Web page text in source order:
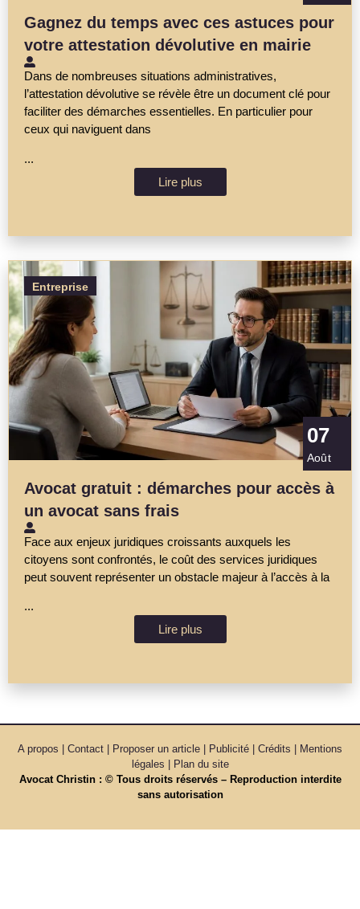
Gagnez du temps avec ces astuces pour
votre attestation dévolutive en mairie
Dans de nombreuses situations administratives,
l’attestation dévolutive se révèle être un document clé pour
faciliter des démarches essentielles. En particulier pour
ceux qui naviguent dans
...
Lire plus
Entreprise
07
Août
Avocat gratuit : démarches pour accès à
un avocat sans frais
Face aux enjeux juridiques croissants auxquels les
citoyens sont confrontés, le coût des services juridiques
peut souvent représenter un obstacle majeur à l’accès à la
...
Lire plus
A propos | Contact | Proposer un article | Publicité | Crédits | Mentions
légales |
Plan du site
Avocat Christin : © Tous droits réservés – Reproduction interdite
sans autorisation